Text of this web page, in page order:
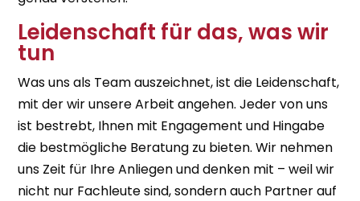
Leidenschaft für das, was wir
tun
Was uns als Team auszeichnet, ist die Leidenschaft,
mit der wir unsere Arbeit angehen. Jeder von uns
ist bestrebt, Ihnen mit Engagement und Hingabe
die bestmögliche Beratung zu bieten. Wir nehmen
uns Zeit für Ihre Anliegen und denken mit – weil wir
nicht nur Fachleute sind, sondern auch Partner auf